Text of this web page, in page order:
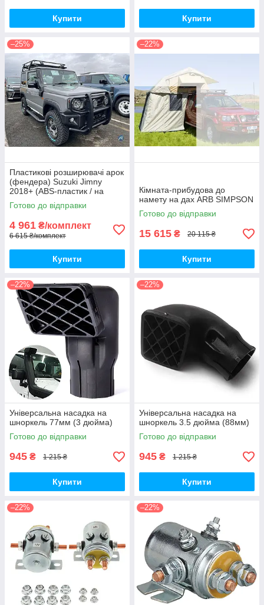
Купити Купити
–25%
Пластикові розширювачі арок
(фендера) Suzuki Jimny
2018+ (ABS-пластик / на
скотчі 3М)
Готово до відправки
4 961 ₴/комплект
6 615 ₴/комплект
Купити
–22%
Кімната-прибудова до
намету на дах ARB SIMPSON
Готово до відправки
15 615 ₴ 20 115 ₴
Купити
–22%
Універсальна насадка на
шноркель 77мм (3 дюйма)
Готово до відправки
945 ₴ 1 215 ₴
Купити
–22%
Універсальна насадка на
шноркель 3.5 дюйма (88мм)
Готово до відправки
945 ₴ 1 215 ₴
Купити
–22% –22%